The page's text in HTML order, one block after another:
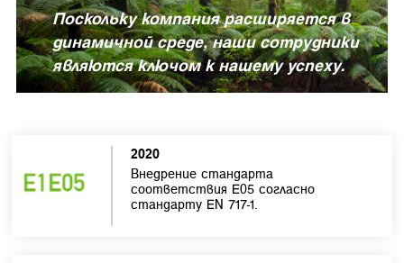
Поскольку компания расширяется в
динамичной среде, наши сотрудники
являются ключом к нашему успеху.
2020
Внедрение стандарта
соответствия E05 согласно
стандарту EN 717-1.